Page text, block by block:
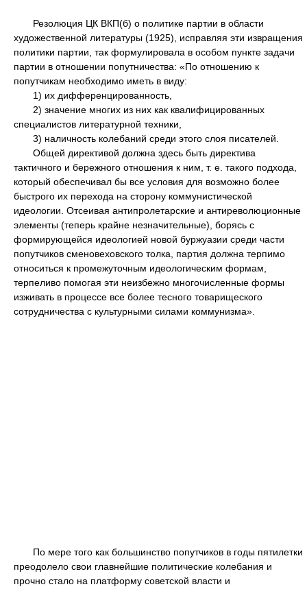
Резолюция ЦК ВКП(б) о политике партии в области
художественной литературы (1925), исправляя эти извращения
политики партии, так формулировала в особом пункте задачи
партии в отношении попутничества: «По отношению к
попутчикам необходимо иметь в виду:
1) их дифференцированность,
2) значение многих из них как квалифицированных
специалистов литературной техники,
3) наличность колебаний среди этого слоя писателей.
Общей директивой должна здесь быть директива
тактичного и бережного отношения к ним, т. е. такого подхода,
который обеспечивал бы все условия для возможно более
быстрого их перехода на сторону коммунистической
идеологии. Отсеивая антипролетарские и антиреволюционные
элементы (теперь крайне незначительные), борясь с
формирующейся идеологией новой буржуазии среди части
попутчиков сменовеховского толка, партия должна терпимо
относиться к промежуточным идеологическим формам,
терпеливо помогая эти неизбежно многочисленные формы
изживать в процессе все более тесного товарищеского
сотрудничества с культурными силами коммунизма».
По мере того как большинство попутчиков в годы пятилетки
преодолело свои главнейшие политические колебания и
прочно стало на платформу советской власти и